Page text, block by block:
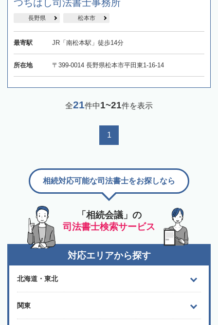
つちはし司法書士事務所
長野県 松本市
最寄駅 JR「南松本駅」徒歩14分
所在地 〒399-0014 長野県松本市平田東1-16-14
全21件中1~21件を表示
1
「相続会議」の
司法書士検索サービス
相続対応可能な司法書士をお探しなら
対応エリアから探す
北海道・東北
関東